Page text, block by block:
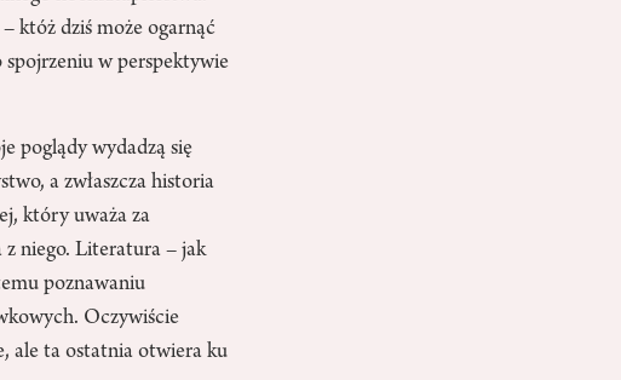
któż dziś może ogarnąć
w perspektywie
poglądy wydadzą się
a zwłaszcza historia
który uważa za
z niego. Literatura – jak
poznawaniu
Oczywiście
ale ta ostatnia otwiera ku